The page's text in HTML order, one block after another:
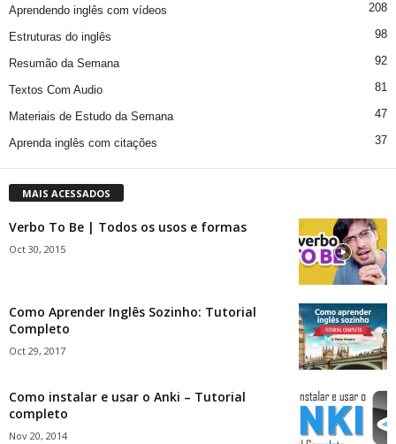
Aprendendo inglês com vídeos 208
Estruturas do inglês 98
Resumão da Semana 92
Textos Com Audio 81
Materiais de Estudo da Semana 47
Aprenda inglês com citações 37
MAIS ACESSADOS
Verbo To Be | Todos os usos e formas
Oct 30, 2015
Como Aprender Inglês Sozinho: Tutorial
Completo
Oct 29, 2017
Como instalar e usar o Anki – Tutorial
completo
Nov 20, 2014